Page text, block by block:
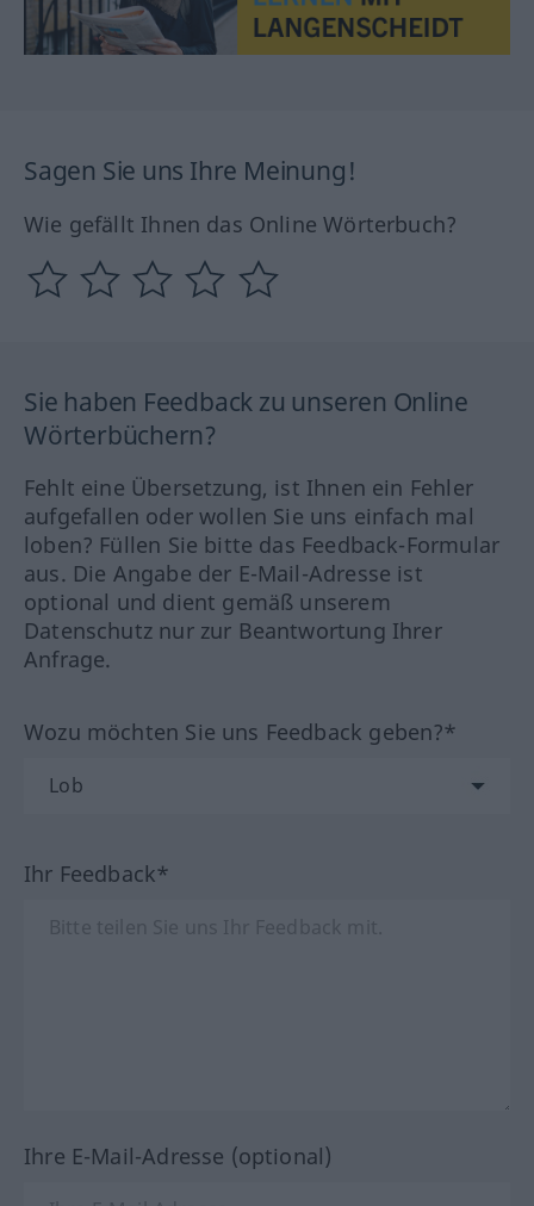
Sagen Sie uns Ihre Meinung!
Wie gefällt Ihnen das Online Wörterbuch?
Sie haben Feedback zu unseren Online
Wörterbüchern?
Fehlt eine Übersetzung, ist Ihnen ein Fehler
aufgefallen oder wollen Sie uns einfach mal
loben? Füllen Sie bitte das Feedback-Formular
aus. Die Angabe der E-Mail-Adresse ist
optional und dient gemäß unserem
Datenschutz nur zur Beantwortung Ihrer
Anfrage.
Wozu möchten Sie uns Feedback geben?*
Ihr Feedback*
Ihre E-Mail-Adresse (optional)